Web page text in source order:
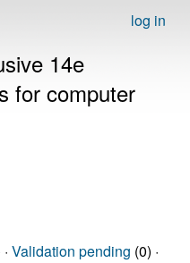
log in
14e
for computer
Validation pending (0) ·